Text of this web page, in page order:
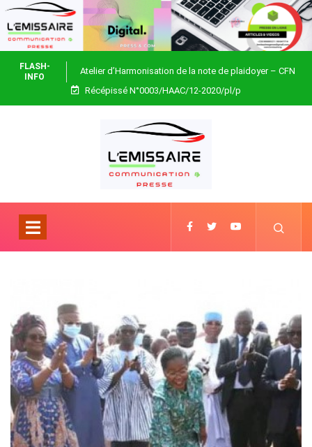
FLASH-
INFO
Atelier d’Harmonisation de la note de plaidoyer – CFN
Togo
Récépissé N°0003/HAAC/12-2020/pl/p